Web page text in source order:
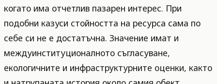
когато има отчетлив пазарен интерес. При
подобни казуси стойността на ресурса сама по
себе си не е достатъчна. Значение имат и
междуинституционалното съгласуване,
екологичните и инфраструктурните оценки, както